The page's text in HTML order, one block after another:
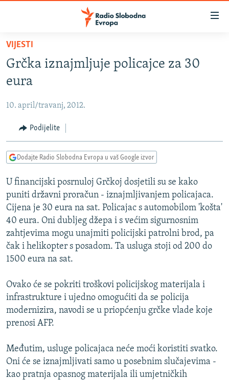
Pređite
glavni
sadržaj
na
navigaciju
Pređite
na
VIJESTI
BOSNA I HERCEGOVINA
KOSOVO
CRNA GORA
VIDEO
FOTOGALERIJE
INFOGRAFIKE
PODCASTI
RAT U UKRAJINI
KINA NA BALKANU
RSE PRIČE IZ SVIJETA
ISPRIČAJ MI
DNEVNO@RSE
VIŠE OD NASLOVA
GENOCID U SREBRENICI
TV LIBERTY
POST SCRIPTUM
PRATITE NAS
Sve RFE/RL stranice
VIJESTI
Grčka iznajmljuje policajce za 30
eura
10. april/travanj, 2012.
Podijelite
Dodajte Radio Slobodna Evropa u vaš Google izvor
U financijski posrnuloj Grčkoj dosjetili su se kako
puniti državni proračun - iznajmljivanjem policajaca.
Cijena je 30 eura na sat. Policajac s automobilom 'košta'
40 eura. Oni dubljeg džepa i s većim sigurnosnim
zahtjevima mogu unajmiti policijski patrolni brod, pa
čak i helikopter s posadom. Ta usluga stoji od 200 do
1500 eura na sat.
Ovako će se pokriti troškovi policijskog materijala i
infrastrukture i ujedno omogućiti da se policija
modernizira, navodi se u priopćenju grčke vlade koje
prenosi AFP.
Međutim, usluge policajaca neće moći koristiti svatko.
Oni će se iznajmljivati samo u posebnim slučajevima -
kao pratnja opasnog materijala ili umjetničkih